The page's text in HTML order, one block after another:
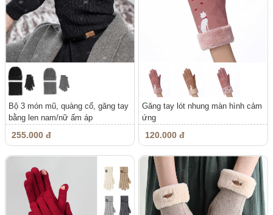
Bộ 3 món mũ, quàng cổ, găng tay
bằng len nam/nữ ấm áp
255.000 đ
Găng tay lót nhung màn hình cảm
ứng
120.000 đ